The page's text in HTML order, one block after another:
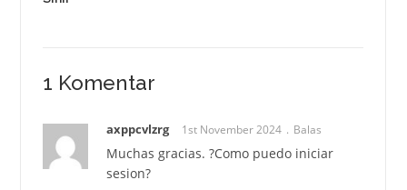
1 Komentar
axppcvlzrg 1st November 2024 Balas
Muchas gracias. ?Como puedo iniciar
sesion?